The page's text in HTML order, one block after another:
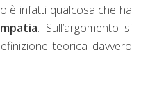
è infatti qualcosa che ha
. Sull’argomento si
teorica davvero